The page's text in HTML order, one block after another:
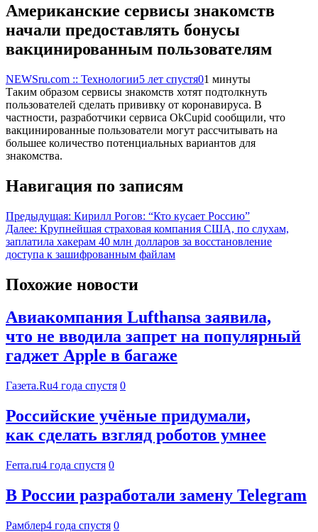
Американские сервисы знакомств
начали предоставлять бонусы
вакцинированным пользователям
NEWSru.com :: Технологии5 лет спустя01 минуты
Таким образом сервисы знакомств хотят подтолкнуть
пользователей сделать прививку от коронавируса. В
частности, разработчики сервиса OkCupid сообщили, что
вакцинированные пользователи могут рассчитывать на
большее количество потенциальных вариантов для
знакомства.
Навигация по записям
Предыдущая: Кирилл Рогов: “Кто кусает Россию”
Далее: Крупнейшая страховая компания США, по слухам,
заплатила хакерам 40 млн долларов за восстановление
доступа к зашифрованным файлам
Похожие новости
Авиакомпания Lufthansa заявила,
что не вводила запрет на популярный
гаджет Apple в багаже
Газета.Ru4 года спустя 0
Российские учёные придумали,
как сделать взгляд роботов умнее
Ferra.ru4 года спустя 0
В России разработали замену Telegram
Рамблер4 года спустя 0